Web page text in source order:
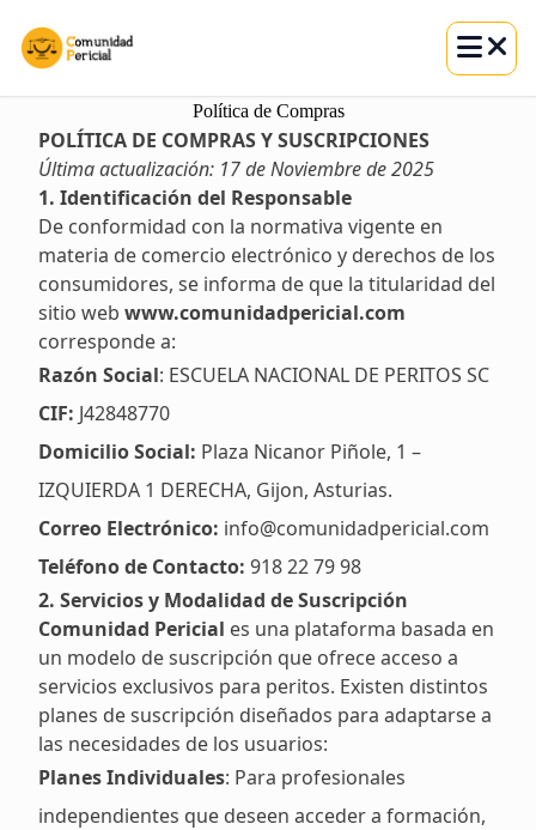
content
Abrir
Política de Compras
POLÍTICA DE COMPRAS Y SUSCRIPCIONES
Última actualización: 17 de Noviembre de 2025
1. Identificación del Responsable
De conformidad con la normativa vigente en
materia de comercio electrónico y derechos de los
consumidores, se informa de que la titularidad del
sitio webwww.comunidadpericial.com
corresponde a:
Razón Social: ESCUELA NACIONAL DE PERITOS SC
CIF: J42848770
Domicilio Social: Plaza Nicanor Piñole, 1 –
IZQUIERDA 1 DERECHA, Gijon, Asturias.
Correo Electrónico: info@comunidadpericial.com
Teléfono de Contacto: 918 22 79 98
2. Servicios y Modalidad de Suscripción
Comunidad Pericial es una plataforma basada en
un modelo de suscripción que ofrece acceso a
servicios exclusivos para peritos. Existen distintos
planes de suscripción diseñados para adaptarse a
las necesidades de los usuarios:
Planes Individuales: Para profesionales
independientes que deseen acceder a formación,